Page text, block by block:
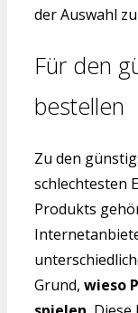
der Auswahl
Für den
bestellen
Zu den
schlechtesten
Produkts
Grund, wieso